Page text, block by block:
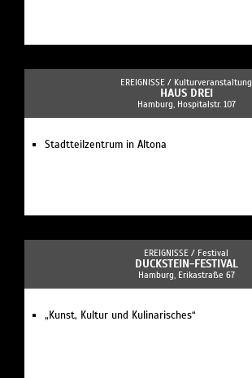
EREIGNISSE / Kulturveranstaltung
HAUS DREI
Hamburg, Hospitalstr. 107
Stadtteilzentrum in Altona
EREIGNISSE / Festival
DUCKSTEIN-FESTIVAL
Hamburg, Erikastraße 67
„Kunst, Kultur und Kulinarisches“